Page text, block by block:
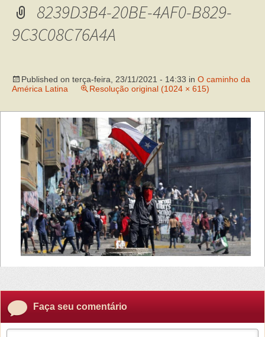
8239D3B4-20BE-4AF0-B829-
9C3C08C76A4A
Published on terça-feira, 23/11/2021 - 14:33 in O caminho da
América Latina
Resolução original (1024 × 615)
Faça seu comentário